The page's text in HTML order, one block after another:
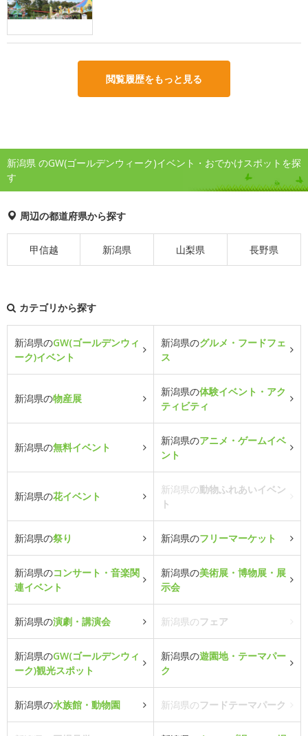
閲覧履歴をもっと見る
新潟県 のGW(ゴールデンウィーク)イベント・おでかけスポットを探
す
周辺の都道府県から探す
甲信越 新潟県 山梨県 長野県
カテゴリから探す
新潟県のGW(ゴールデンウィ
ーク)イベント
新潟県のグルメ・フードフェ
ス
新潟県の物産展
新潟県の体験イベント・アク
ティビティ
新潟県の無料イベント
新潟県のアニメ・ゲームイベ
ント
新潟県の花イベント
新潟県の動物ふれあいイベン
ト
新潟県の祭り 新潟県のフリーマーケット
新潟県のコンサート・音楽関
連イベント
新潟県の美術展・博物展・展
示会
新潟県の演劇・講演会 新潟県のフェア
新潟県のGW(ゴールデンウィ
ーク)観光スポット
新潟県の遊園地・テーマパー
ク
新潟県の水族館・動物園 新潟県のフードテーマパーク